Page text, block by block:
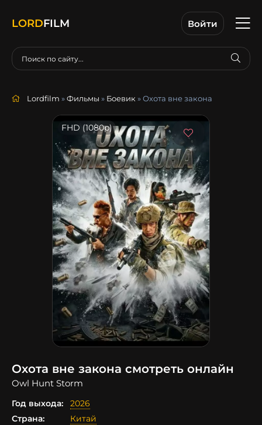
LORDFILM Войти
Lordfilm »Фильмы » Боевик » Охота вне закона
FHD (1080p)
Охота вне закона смотреть онлайн
Owl Hunt Storm
Год выхода:
2026
Страна:
Китай